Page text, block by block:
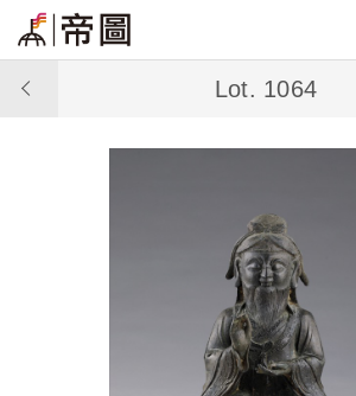
Lot. 1064